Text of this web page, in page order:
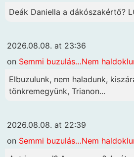
Deák Daniella a dákószakértő?
2026.08.08. at 23:36
on Semmi buzulás…Nem
Elbuzulunk, nem haladunk,
tönkremegyünk, Trianon...
2026.08.08. at 22:39
on Semmi buzulás…Nem